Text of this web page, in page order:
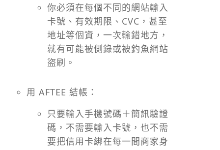
你必須在每個不同的網站輸入
卡號、有效期限、CVC，甚至
地址等個資，一次輸錯地方，
就有可能被側錄或被釣魚網站
盜刷。
用 AFTEE 結帳：
只要輸入手機號碼＋簡訊驗證
碼，不需要輸入卡號，也不需
要把信用卡綁在每一間商家身